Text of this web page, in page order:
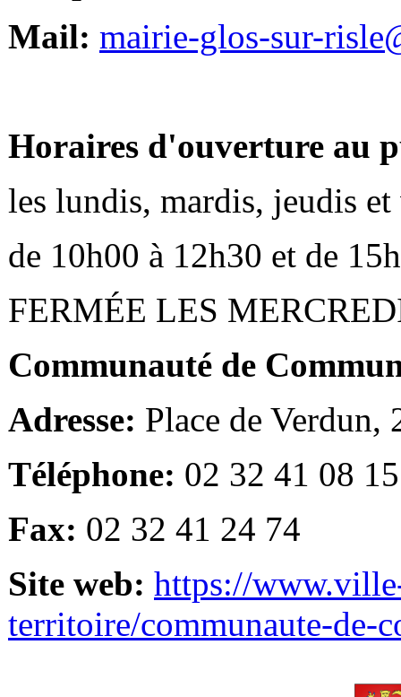
Mail: mairie-glos-sur-
Horaires d'ouverture au
les lundis, mardis, jeudis et
de 10h00 à 12h30 et de
FERMÉE LES
Communauté de
Adresse: Place de Verdun,
Téléphone: 02 32 41 08 15
Fax: 02 32 41 24 74
Site web: https://
territoire/communaute-de-